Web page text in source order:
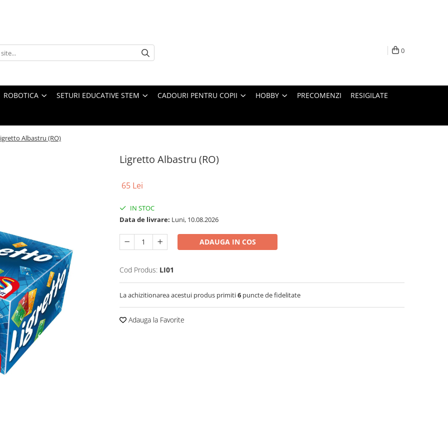
0
ROBOTICA SETURI EDUCATIVE STEM CADOURI PENTRU COPII HOBBY PRECOMENZI RESIGILATE
Albastru (RO)
Ligretto Albastru (RO)
65 Lei
IN STOC
Data de livrare: Luni, 10.08.2026
ADAUGA IN COS
Cod Produs: LI01
La achizitionarea acestui produs primiti6 puncte de fidelitate
Adauga la Favorite